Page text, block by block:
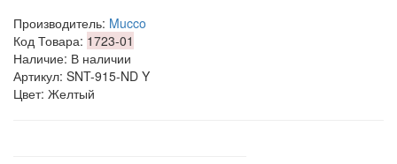
Производитель: Mucco
Код Товара: 1723-01
Наличие: В наличии
Артикул: SNT-915-ND Y
Цвет: Желтый